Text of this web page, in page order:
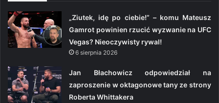
„Ziutek, idę po ciebie!” – komu Mateusz
Gamrot powinien rzucić wyzwanie na UFC
Vegas? Nieoczywisty rywal!
6 sierpnia 2026
Jan Błachowicz odpowiedział na
zaproszenie w oktagonowe tany ze strony
Roberta Whittakera